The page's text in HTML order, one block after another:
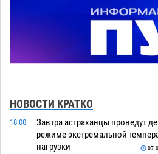
НОВОСТИ КРАТКО
18:00
Завтра астраханцы проведут
режиме экстремальной
нагрузки